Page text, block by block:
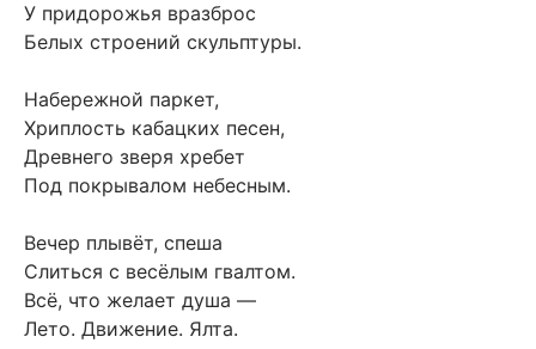
У придорожья вразброс
Белых строений скульптуры.
Набережной паркет,
Хриплость кабацких песен,
Древнего зверя хребет
Под покрывалом небесным.
Вечер плывёт, спеша
Слиться с весёлым гвалтом.
Всё, что желает душа —
Лето. Движение. Ялта.